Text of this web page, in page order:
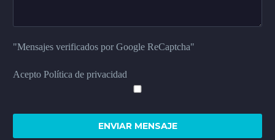
"Mensajes verificados por Google ReCaptcha"
Acepto Política de privacidad